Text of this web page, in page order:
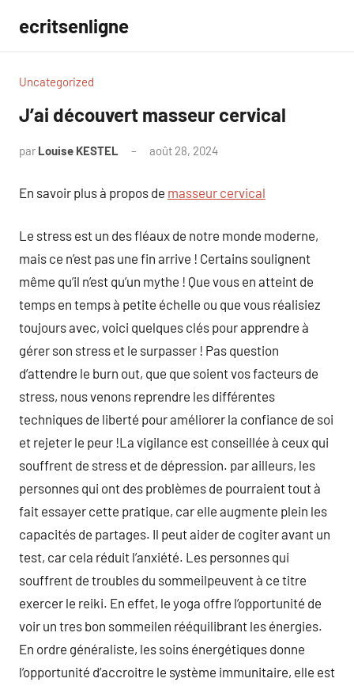
contenu
ecritsenligne
Uncategorized
J’ai découvert masseur cervical
par Louise KESTEL août 28, 2024
En savoir plus à propos de masseur cervical
Le stress est un des fléaux de notre monde moderne,
mais ce n’est pas une fin arrive ! Certains soulignent
même qu’il n’est qu’un mythe ! Que vous en atteint de
temps en temps à petite échelle ou que vous réalisiez
toujours avec, voici quelques clés pour apprendre à
gérer son stress et le surpasser ! Pas question
d’attendre le burn out, que que soient vos facteurs de
stress, nous venons reprendre les différentes
techniques de liberté pour améliorer la confiance de soi
et rejeter le peur !La vigilance est conseillée à ceux qui
souffrent de stress et de dépression. par ailleurs, les
personnes qui ont des problèmes de pourraient tout à
fait essayer cette pratique, car elle augmente plein les
capacités de partages. Il peut aider de cogiter avant un
test, car cela réduit l’anxiété. Les personnes qui
souffrent de troubles du sommeilpeuvent à ce titre
exercer le reiki. En effet, le yoga offre l’opportunité de
voir un tres bon sommeilen rééquilibrant les énergies.
En ordre généraliste, les soins énergétiques donne
l’opportunité d’accroitre le système immunitaire, elle est